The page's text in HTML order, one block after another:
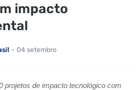
impacto
- 04 setembro
projetos de impacto tecnológico com